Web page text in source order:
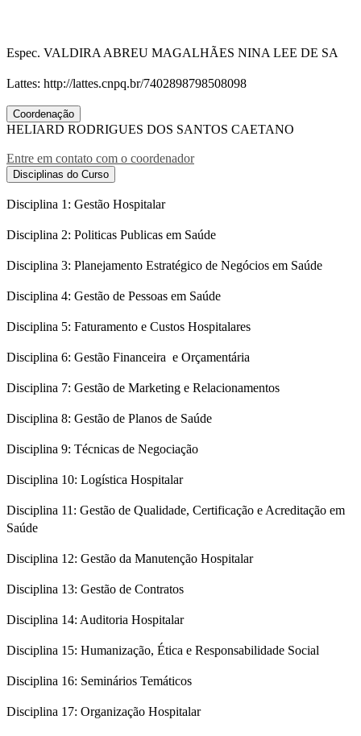
Espec. VALDIRA ABREU MAGALHÃES NINA LEE DE SA
Lattes: http://lattes.cnpq.br/7402898798508098
Coordenação
HELIARD RODRIGUES DOS SANTOS CAETANO
Entre em contato com o coordenador
Disciplinas do Curso
Disciplina 1: Gestão Hospitalar
Disciplina 2: Politicas Publicas em Saúde
Disciplina 3: Planejamento Estratégico de Negócios em Saúde
Disciplina 4: Gestão de Pessoas em Saúde
Disciplina 5: Faturamento e Custos Hospitalares
Disciplina 6: Gestão Financeira e Orçamentária
Disciplina 7: Gestão de Marketing e Relacionamentos
Disciplina 8: Gestão de Planos de Saúde
Disciplina 9: Técnicas de Negociação
Disciplina 10: Logística Hospitalar
Disciplina 11: Gestão de Qualidade, Certificação e Acreditação em
Saúde
Disciplina 12: Gestão da Manutenção Hospitalar
Disciplina 13: Gestão de Contratos
Disciplina 14: Auditoria Hospitalar
Disciplina 15: Humanização, Ética e Responsabilidade Social
Disciplina 16: Seminários Temáticos
Disciplina 17: Organização Hospitalar